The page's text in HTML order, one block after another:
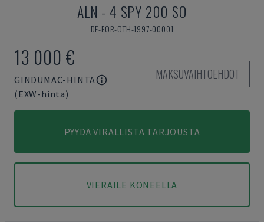
ALN - 4 SPY 200 SO
DE-FOR-OTH-1997-00001
13 000 €
GINDUMAC-HINTA
(EXW-hinta)
MAKSUVAIHTOEHDOT
PYYDÄ VIRALLISTA TARJOUSTA
VIERAILE KONEELLA